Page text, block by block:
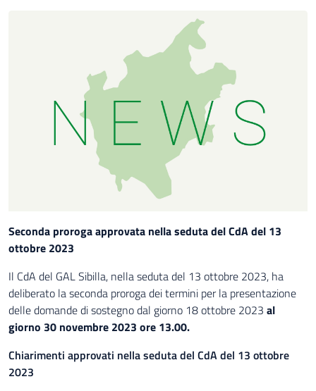
Seconda proroga approvata nella seduta del CdA del 13
ottobre 2023
Il CdA del GAL Sibilla, nella seduta del 13 ottobre 2023, ha
deliberato la seconda proroga dei termini per la presentazione
delle domande di sostegno dal giorno 18 ottobre 2023 al
giorno 30 novembre 2023 ore 13.00.
Chiarimenti approvati nella seduta del CdA del 13 ottobre
2023